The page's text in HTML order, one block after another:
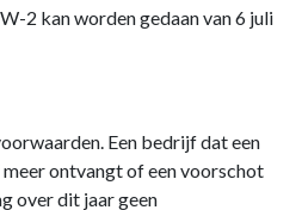
2 kan worden gedaan van 6 juli
Een bedrijf dat een
ontvangt of een voorschot
over dit jaar geen